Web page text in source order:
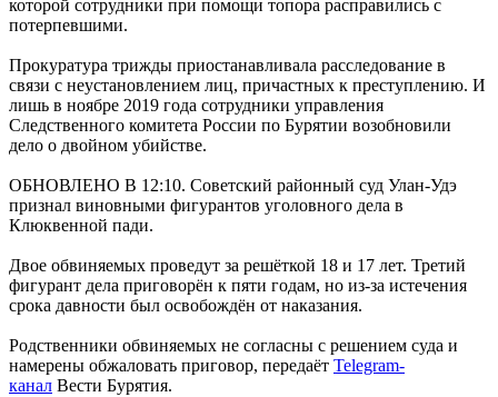
которой сотрудники при помощи топора расправились с
потерпевшими.
Прокуратура трижды приостанавливала расследование в
связи с неустановлением лиц, причастных к преступлению. И
лишь в ноябре 2019 года сотрудники управления
Следственного комитета России по Бурятии возобновили
дело о двойном убийстве.
ОБНОВЛЕНО В 12:10. Советский районный суд Улан-Удэ
признал виновными фигурантов уголовного дела в
Клюквенной пади.
Двое обвиняемых проведут за решёткой 18 и 17 лет. Третий
фигурант дела приговорён к пяти годам, но из-за истечения
срока давности был освобождён от наказания.
Родственники обвиняемых не согласны с решением суда и
намерены обжаловать приговор, передаёт Telegram-
канал Вести Бурятия.